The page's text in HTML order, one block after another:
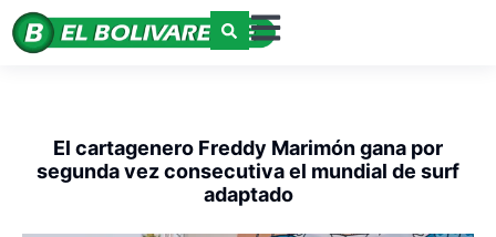
El cartagenero Freddy Marimón gana por
segunda vez consecutiva el mundial de surf
adaptado